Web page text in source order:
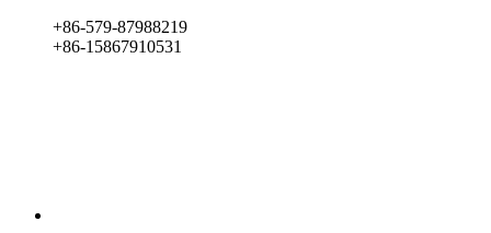
+86-579-87988219
+86-15867910531